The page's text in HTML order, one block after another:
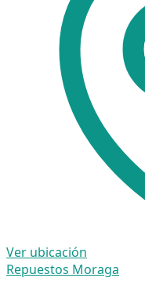
Ver ubicación
Repuestos Moraga